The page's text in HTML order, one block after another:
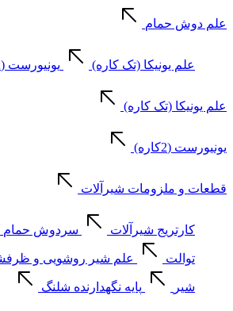
علم دوش حمام
علم یونیکا (تک کاره) یونیورست (2کاره)
علم یونیکا (تک کاره)
یونیورست (2کاره)
قطعات و ملزومات شیرآلات
کارتریج شیرآلات سردوش حمام
توالت علم شیر روشویی و
شیر پایه نگهدارنده شلنگ